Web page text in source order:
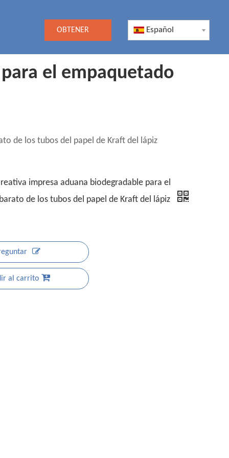
OBTENER
COTIZACIÓN
Español
el empaquetado
de los tubos del papel de Kraft del lápiz
impresa aduana biodegradable para el
de los tubos del papel de Kraft del lápiz
al carrito